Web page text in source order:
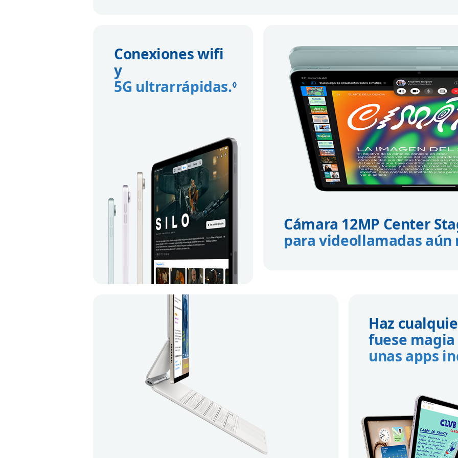
Conexiones wifi
y
5G ultrarrápidas.◊ Consulta los avisos legales
Cámara 12MP Center
para videollamadas aún
Haz
fuese magia
unas apps